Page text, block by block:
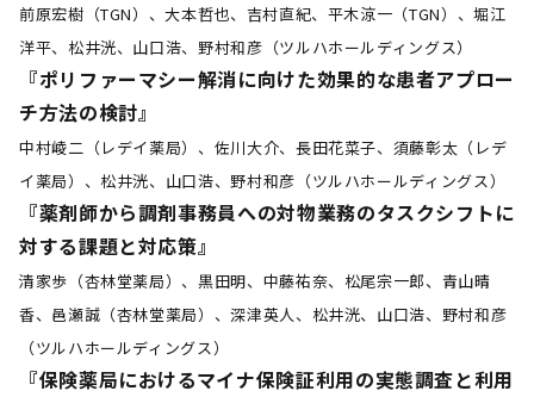
前原宏樹（TGN）、大本哲也、吉村直紀、平木涼一（TGN）、堀江
洋平、松井洸、山口浩、野村和彦（ツルハホールディングス）
『ポリファーマシー解消に向けた効果的な患者アプロー
チ方法の検討』
中村崚二（レデイ薬局）、佐川大介、長田花菜子、須藤彰太（レデ
イ薬局）、松井洸、山口浩、野村和彦（ツルハホールディングス）
『薬剤師から調剤事務員への対物業務のタスクシフトに
対する課題と対応策』
清家歩（杏林堂薬局）、黒田明、中藤祐奈、松尾宗一郎、青山晴
香、邑瀬誠（杏林堂薬局）、深津英人、松井洸、山口浩、野村和彦
（ツルハホールディングス）
『保険薬局におけるマイナ保険証利用の実態調査と利用